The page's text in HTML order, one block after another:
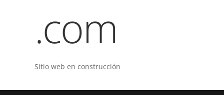
.com
Sitio web en construcción